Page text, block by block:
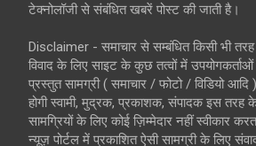
टेक्नोलॉजी से संबंधित खबरें पोस्ट की जाती है।
Disclaimer - समाचार से सम्बंधित किसी भी
विवाद के लिए साइट के कुछ तत्वों में उपयोगकर्ताओं
प्रस्तुत सामग्री ( समाचार / फोटो / विडियो आदि
होगी स्वामी, मुद्रक, प्रकाशक, संपादक इस तरह
सामग्रियों के लिए कोई ज़िम्मेदार नहीं स्वीकार
न्यूज़ पोर्टल में प्रकाशित ऐसी सामग्री के लिए